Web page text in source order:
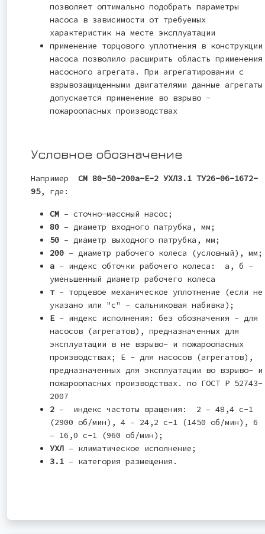
позволяет оптимально подобрать параметры
насоса в зависимости от требуемых
характеристик на месте эксплуатации
применение торцового уплотнения в конструкции
насоса позволило расширить область применения
насосного агрегата. При агрегатировании с
взрывозащищенными двигателями данные агрегаты
допускается применение во взрыво -
пожароопасных производствах
Условное обозначение
Например СМ 80-50-200а-Е-2 УХЛ3.1 ТУ26-06-1672-
95, где:
СМ – сточно-массный насос;
80 – диаметр входного патрубка, мм;
50 – диаметр выходного патрубка, мм;
200 – диаметр рабочего колеса (условный), мм;
а - индекс обточки рабочего колеса: а, б -
уменьшенный диаметр рабочего колеса
т– торцевое механическое уплотнение (если не
указано или "с" - сальниковая набивка);
Е- индекс исполнения: без обозначения - для
насосов (агрегатов), предназначенных для
эксплуатации в не взрыво- и пожароопасных
производствах; Е - для насосов (агрегатов),
предназначенных для эксплуатации во взрыво- и
пожароопасных производствах. по ГОСТ Р 52743-
2007
2 – индекс частоты вращения: 2 – 48,4 с-1
(2900 об/мин), 4 – 24,2 с-1 (1450 об/мин), 6
– 16,0 с-1 (960 об/мин);
УХЛ – климатическое исполнение;
3.1 – категория размещения.